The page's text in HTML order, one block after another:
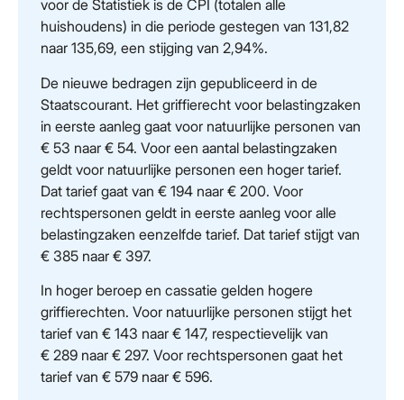
voor de Statistiek is de CPI (totalen alle
huishoudens) in die periode gestegen van 131,82
naar 135,69, een stijging van 2,94%.
De nieuwe bedragen zijn gepubliceerd in de
Staatscourant. Het griffierecht voor belastingzaken
in eerste aanleg gaat voor natuurlijke personen van
€ 53 naar € 54. Voor een aantal belastingzaken
geldt voor natuurlijke personen een hoger tarief.
Dat tarief gaat van € 194 naar € 200. Voor
rechtspersonen geldt in eerste aanleg voor alle
belastingzaken eenzelfde tarief. Dat tarief stijgt van
€ 385 naar € 397.
In hoger beroep en cassatie gelden hogere
griffierechten. Voor natuurlijke personen stijgt het
tarief van € 143 naar € 147, respectievelijk van
€ 289 naar € 297. Voor rechtspersonen gaat het
tarief van € 579 naar € 596.